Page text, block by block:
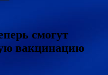
смогут
вакцинацию